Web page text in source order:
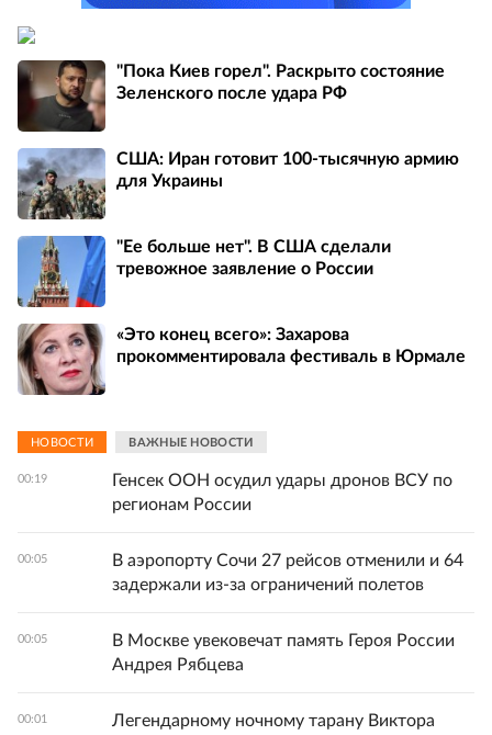
"Пока Киев горел". Раскрыто состояние
Зеленского после удара РФ
США: Иран готовит 100-тысячную армию
для Украины
"Ее больше нет". В США сделали
тревожное заявление о России
«Это конец всего»: Захарова
прокомментировала фестиваль в Юрмале
НОВОСТИ ВАЖНЫЕ НОВОСТИ
00:19
Генсек ООН осудил удары дронов ВСУ по
регионам России
00:05
В аэропорту Сочи 27 рейсов отменили и 64
задержали из-за ограничений полетов
00:05
В Москве увековечат память Героя России
Андрея Рябцева
00:01
Легендарному ночному тарану Виктора